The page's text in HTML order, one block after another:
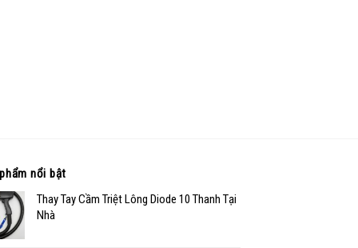
nổi bật
Thay Tay Cầm Triệt Lông Diode 10 Thanh Tại
Nhà